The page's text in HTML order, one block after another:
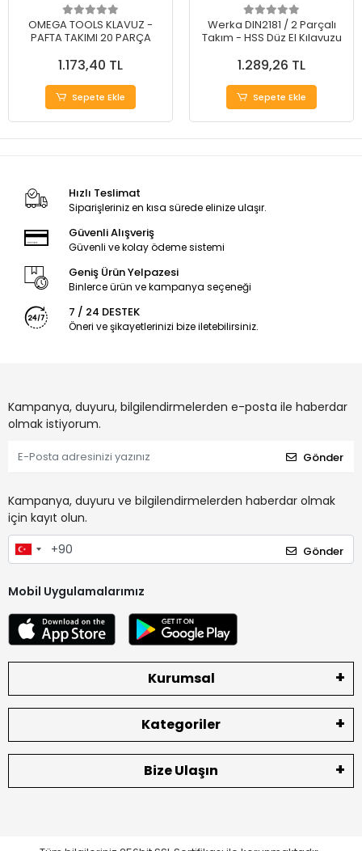
OMEGA TOOLS KLAVUZ -
PAFTA TAKIMI 20 PARÇA
1.173,40 TL
Sepete Ekle
Werka DIN2181 / 2 Parçalı
Takım - HSS Düz El Kılavuzu
1.289,26 TL
Sepete Ekle
Hızlı Teslimat
Siparişleriniz en kısa sürede elinize ulaşır.
Güvenli Alışveriş
Güvenli ve kolay ödeme sistemi
Geniş Ürün Yelpazesi
Binlerce ürün ve kampanya seçeneği
7 / 24 DESTEK
Öneri ve şikayetlerinizi bize iletebilirsiniz.
Kampanya, duyuru, bilgilendirmelerden e-posta ile haberdar
olmak istiyorum.
Gönder
Kampanya, duyuru ve bilgilendirmelerden haberdar olmak
için kayıt olun.
Gönder
Mobil Uygulamalarımız
Kurumsal
Kategoriler
Bize Ulaşın